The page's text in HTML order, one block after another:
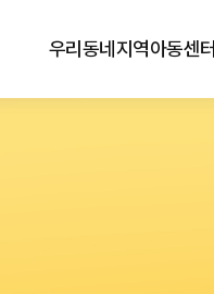
우리동네지역아동센터